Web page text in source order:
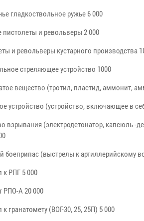
гладкоствольное ружье 6 000
пистолеты и револьверы 2 000
и револьверы кустарного производства
стреляющее устройство 1000
вещество (тротил, пластид, аммонит,
устройство (устройство, включающее в
взрывания (электродетонатор, капсюль
боеприпас (выстрелы к артиллерийскому
к РПГ 5 000
РПО-А 20 000
к гранатомету (ВОГ-30, 25, 25П) 5 000